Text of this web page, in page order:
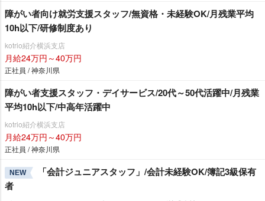
障がい者向け就労支援スタッフ/無資格・未経験OK/月残業平均
10h以下/研修制度あり
kotrio紹介横浜支店
月給24万円～40万円
正社員 / 神奈川県
障がい者支援スタッフ・デイサービス/20代～50代活躍中/月残業
平均10h以下/中高年活躍中
kotrio紹介横浜支店
月給24万円～40万円
正社員 / 神奈川県
NEW
「会計ジュニアスタッフ」/会計未経験OK/簿記3級保有
者